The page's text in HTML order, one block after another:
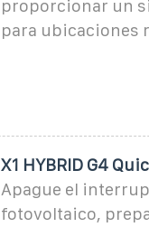
proporcionar un
para ubicaciones
X1 HYBRID G4
Apague el
fotovoltaico,